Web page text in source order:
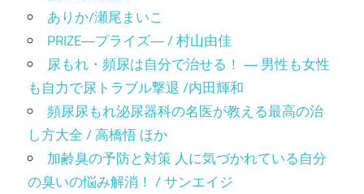
ありか/瀬尾まいこ
PRIZE―プライズ― / 村山由佳
尿もれ・頻尿は自分で治せる！ ― 男性も女性
も自力で尿トラブル撃退 /内田輝和
頻尿尿もれ泌尿器科の名医が教える最高の治
し方大全 / 高橋悟 ほか
加齢臭の予防と対策 人に気づかれている自分
の臭いの悩み解消！ / サンエイジ